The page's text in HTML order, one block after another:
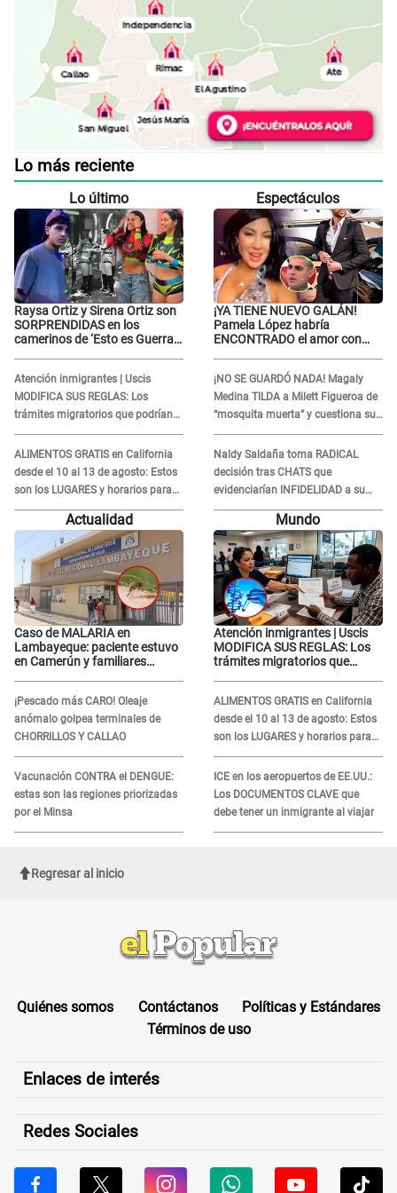
Lo más reciente
Lo último
Raysa Ortiz y Sirena Ortiz son
SORPRENDIDAS en los
camerinos de ‘Esto es Guerra’
Gabriel Moisés: “Gracias”
Atención inmigrantes | Uscis
MODIFICA SUS REGLAS: Los
trámites migratorios que podrían
necesitar tu prueba de ADN
ALIMENTOS GRATIS en California
desde el 10 al 13 de agosto: Estos
son los LUGARES y horarios para
recibir la ayuda
Espectáculos
¡YA TIENE NUEVO GALÁN!
Pamela López habría
ENCONTRADO el amor con
¡NO SE GUARDÓ NADA! Magaly
Medina TILDA a Milett Figueroa de
“mosquita muerta” y cuestiona su
RECONCILIACIÓN con Marcelo
Tinelli en TV argentina
Naldy Saldaña toma RADICAL
decisión tras CHATS que
evidenciarían INFIDELIDAD a su
novio con animador de 'La Bella
Luz': "Un día..."
Actualidad
Caso de MALARIA en
Lambayeque: paciente estuvo
en Camerún y familiares
¡Pescado más CARO! Oleaje
anómalo golpea terminales de
CHORRILLOS Y CALLAO
Vacunación CONTRA el DENGUE:
estas son las regiones priorizadas
por el Minsa
Mundo
Atención inmigrantes | Uscis
MODIFICA SUS REGLAS: Los
trámites migratorios que
ALIMENTOS GRATIS en California
desde el 10 al 13 de agosto: Estos
son los LUGARES y horarios para
recibir la ayuda
ICE en los aeropuertos de EE.UU.:
Los DOCUMENTOS CLAVE que
debe tener un inmigrante al viajar
Regresar al inicio
Quiénes somos Contáctanos
Políticas y Estándares
Términos de uso
Enlaces de interés
Redes Sociales